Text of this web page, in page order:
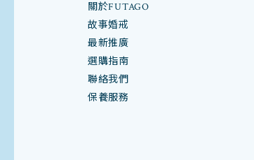
關於FUTAGO
故事婚戒
最新推廣
選購指南
聯絡我們
保養服務